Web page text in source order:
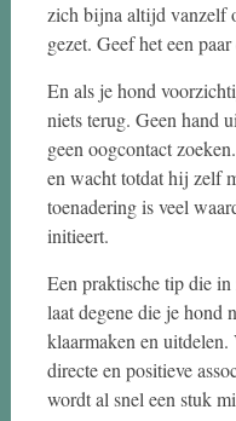
zich bijna altijd vanzelf
gezet. Geef het een paar
En als je hond
niets terug. Geen hand
geen oogcontact
en wacht totdat hij zelf
toenadering is veel
initieert.
Een praktische tip die
laat degene die je hond
klaarmaken en
directe en positieve
wordt al snel een stuk